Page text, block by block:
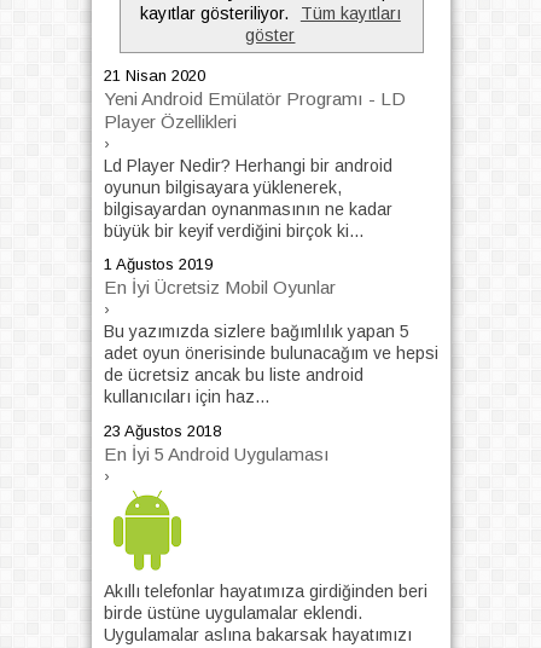
kayıtlar gösteriliyor.
Tüm kayıtları
göster
21 Nisan 2020
Yeni Android Emülatör Programı - LD
Player Özellikleri
›
Ld Player Nedir? Herhangi bir android
oyunun bilgisayara yüklenerek,
bilgisayardan oynanmasının ne kadar
büyük bir keyif verdiğini birçok ki...
1 Ağustos 2019
En İyi Ücretsiz Mobil Oyunlar
›
Bu yazımızda sizlere bağımlılık yapan 5
adet oyun önerisinde bulunacağım ve hepsi
de ücretsiz ancak bu liste android
kullanıcıları için haz...
23 Ağustos 2018
En İyi 5 Android Uygulaması
›
Akıllı telefonlar hayatımıza girdiğinden beri
birde üstüne uygulamalar eklendi.
Uygulamalar aslına bakarsak hayatımızı